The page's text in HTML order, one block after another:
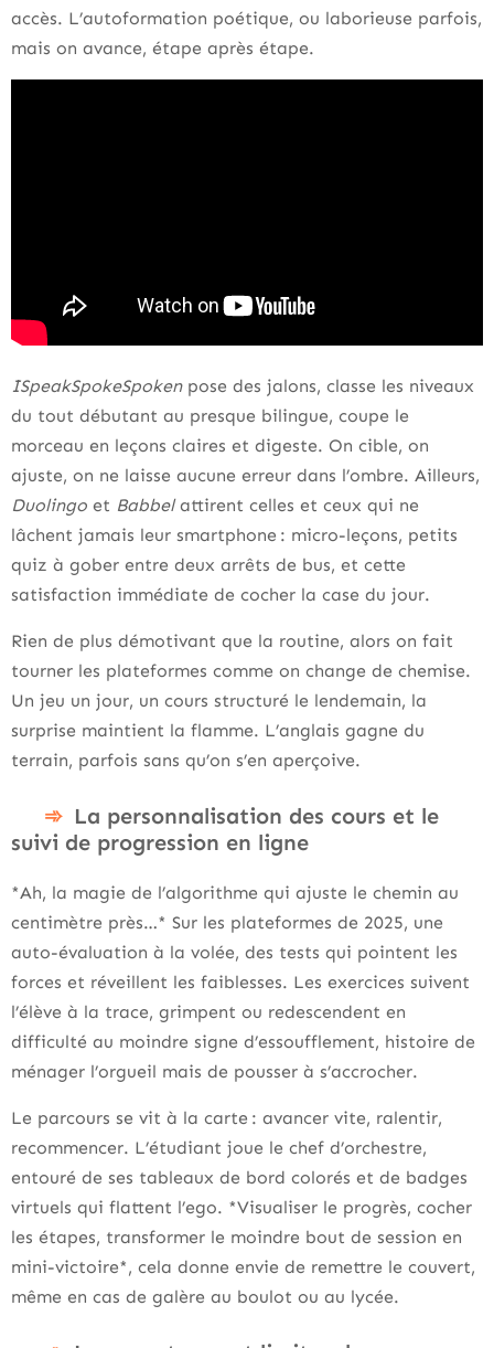
accès. L’autoformation poétique, ou laborieuse parfois,
mais on avance, étape après étape.
ISpeakSpokeSpokenpose des jalons, classe les niveaux
du tout débutant au presque bilingue, coupe le
morceau en leçons claires et digeste. On cible, on
ajuste, on ne laisse aucune erreur dans l’ombre. Ailleurs,
Duolingo et Babbelattirent celles et ceux qui ne
lâchent jamais leur smartphone : micro-leçons, petits
quiz à gober entre deux arrêts de bus, et cette
satisfaction immédiate de cocher la case du jour.
Rien de plus démotivant que la routine, alors on fait
tourner les plateformes comme on change de chemise.
Un jeu un jour, un cours structuré le lendemain, la
surprise maintient la flamme. L’anglais gagne du
terrain, parfois sans qu’on s’en aperçoive.
La personnalisation des cours et le
suivi de progression en ligne
*Ah, la magie de l’algorithme qui ajuste le chemin au
centimètre près…* Sur les plateformes de 2025, une
auto-évaluation à la volée, des tests qui pointent les
forces et réveillent les faiblesses. Les exercices suivent
l’élève à la trace, grimpent ou redescendent en
difficulté au moindre signe d’essoufflement, histoire de
ménager l’orgueil mais de pousser à s’accrocher.
Le parcours se vit à la carte : avancer vite, ralentir,
recommencer. L’étudiant joue le chef d’orchestre,
entouré de ses tableaux de bord colorés et de badges
virtuels qui flattent l’ego. *Visualiser le progrès, cocher
les étapes, transformer le moindre bout de session en
mini-victoire*, cela donne envie de remettre le couvert,
même en cas de galère au boulot ou au lycée.